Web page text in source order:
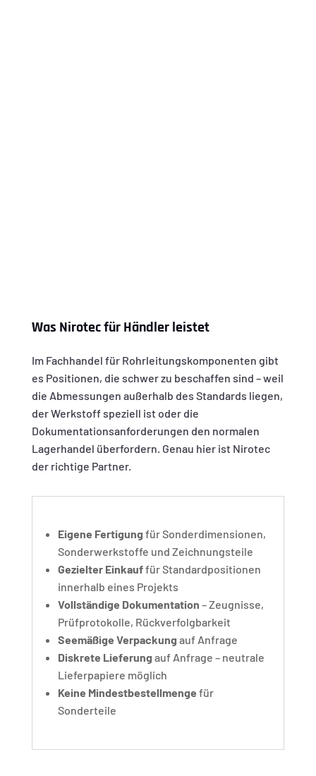
Was Nirotec für Händler leistet
Im Fachhandel für Rohrleitungskomponenten gibt
es Positionen, die schwer zu beschaffen sind – weil
die Abmessungen außerhalb des Standards liegen,
der Werkstoff speziell ist oder die
Dokumentationsanforderungen den normalen
Lagerhandel überfordern. Genau hier ist Nirotec
der richtige Partner.
Eigene Fertigung für Sonderdimensionen,
Sonderwerkstoffe und Zeichnungsteile
Gezielter Einkauffür Standardpositionen
innerhalb eines Projekts
Vollständige Dokumentation – Zeugnisse,
Prüfprotokolle, Rückverfolgbarkeit
Seemäßige Verpackung auf Anfrage
Diskrete Lieferung auf Anfrage – neutrale
Lieferpapiere möglich
Keine Mindestbestellmenge für
Sonderteile